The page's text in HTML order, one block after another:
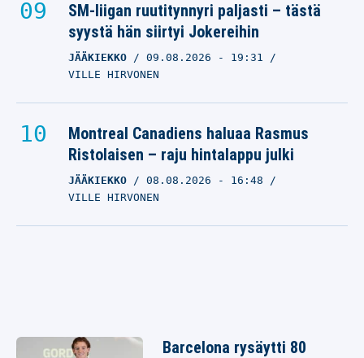
SM-liigan ruutitynnyri paljasti – tästä
syystä hän siirtyi Jokereihin
JÄÄKIEKKO 09.08.2026 - 19:31
VILLE HIRVONEN
Montreal Canadiens haluaa Rasmus
Ristolaisen – raju hintalappu julki
JÄÄKIEKKO 08.08.2026 - 16:48
VILLE HIRVONEN
Barcelona rysäytti 80